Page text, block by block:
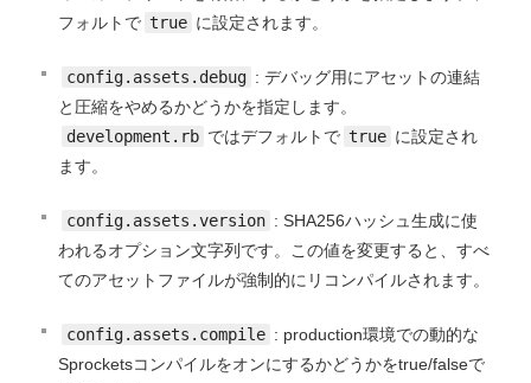
フォルトで true に設定されます。
config.assets.debug : デバッグ用にアセットの連結
と圧縮をやめるかどうかを指定します。
development.rb ではデフォルトで true に設定され
ます。
config.assets.version : SHA256ハッシュ生成に使
われるオプション文字列です。この値を変更すると、すべ
てのアセットファイルが強制的にリコンパイルされます。
config.assets.compile : production環境での動的な
Sprocketsコンパイルをオンにするかどうかをtrue/falseで